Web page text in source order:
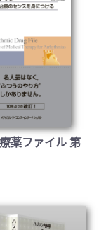
薬ファイル 第